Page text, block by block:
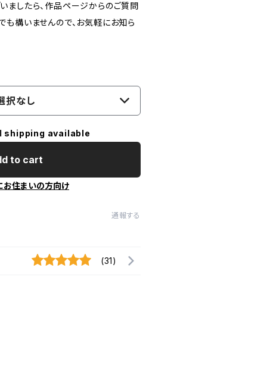
ましたら、作品ページからのご質問
も構いませんので、お気軽にお知ら
択なし
shipping available
to cart
お住まいの方向け
通報する
(31)